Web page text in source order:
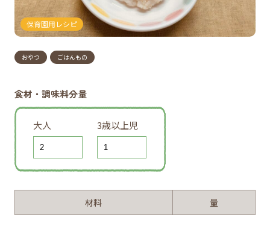
保育園用レシピ
おやつ ごはんもの
食材・調味料分量
大人 3歳以上児
材料 量